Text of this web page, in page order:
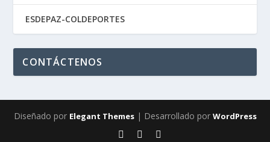
ESDEPAZ-COLDEPORTES
CONTÁCTENOS
Diseñado por Elegant Themes| Desarrollado por WordPress